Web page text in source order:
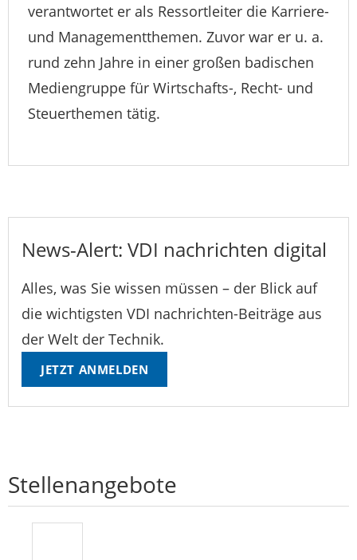
verantwortet er als Ressortleiter die Karriere-
und Managementthemen. Zuvor war er u. a.
rund zehn Jahre in einer großen badischen
Mediengruppe für Wirtschafts-, Recht- und
Steuerthemen tätig.
News-Alert: VDI nachrichten digital
Alles, was Sie wissen müssen – der Blick auf
die wichtigsten VDI nachrichten-Beiträge aus
der Welt der Technik.
JETZT ANMELDEN
Stellenangebote